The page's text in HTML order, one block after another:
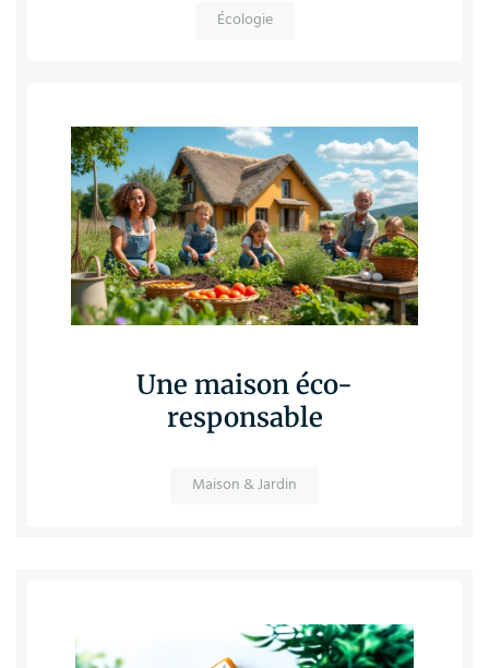
Écologie
Une maison éco-
responsable
Maison & Jardin